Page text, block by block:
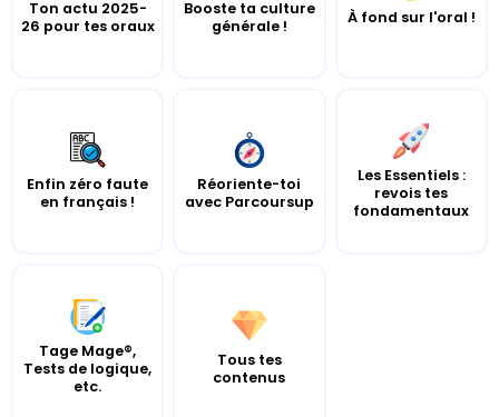
Ton actu 2025-
26 pour tes oraux
Booste ta culture
générale !
À fond sur l'oral !
Enfin zéro faute
en français !
Réoriente-toi
avec Parcoursup
Les Essentiels :
revois tes
fondamentaux
Tage Mage®,
Tests de logique,
etc.
Tous tes
contenus